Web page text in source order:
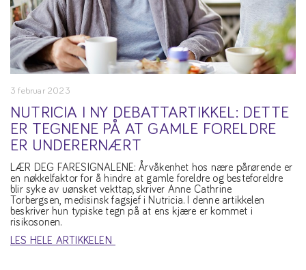
3 februar 2023
NUTRICIA I NY DEBATTARTIKKEL: DETTE
ER TEGNENE PÅ AT GAMLE FORELDRE
ER UNDERERNÆRT
LÆR DEG FARESIGNALENE: Årvåkenhet hos nære pårørende er
en nøkkelfaktor for å hindre at gamle foreldre og besteforeldre
blir syke av uønsket vekttap, skriver Anne Cathrine
Torbergsen, medisinsk fagsjef i Nutricia. I denne artikkelen
beskriver hun typiske tegn på at ens kjære er kommet i
risikosonen.
LES HELE ARTIKKELEN